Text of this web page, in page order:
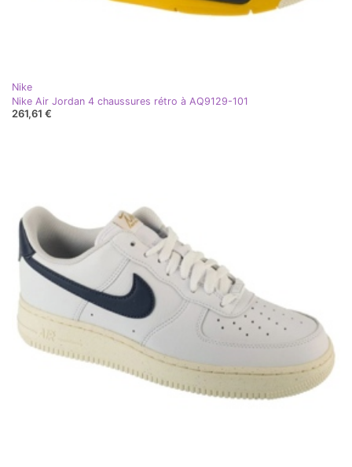
Nike
Nike Air Jordan 4 chaussures rétro à AQ9129-101
261,61 €